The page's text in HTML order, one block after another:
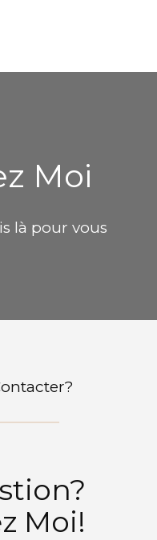
Moi
là pour vous
Moi!